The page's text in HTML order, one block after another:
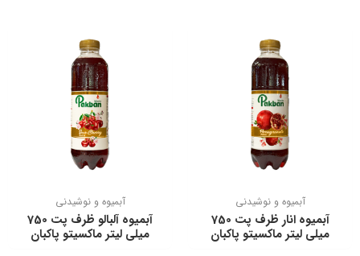
آبمیوه و نوشیدنی
آبمیوه انار ظرف پت 750
میلی لیتر ماكسیتو پاكبان
آبمیوه و نوشیدنی
آبمیوه آلبالو ظرف پت 750
میلی لیتر ماكسیتو پاكبان